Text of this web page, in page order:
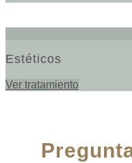
Estéticos
Ver tratamiento